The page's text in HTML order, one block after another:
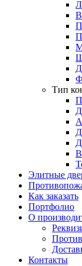
Тип
Элитные
Как заказать
Портфолио
О
Контакты